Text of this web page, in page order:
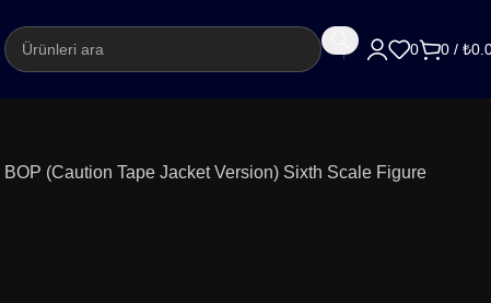
0 0 / ₺
(Caution Tape Jacket Version) Sixth Scale Figure